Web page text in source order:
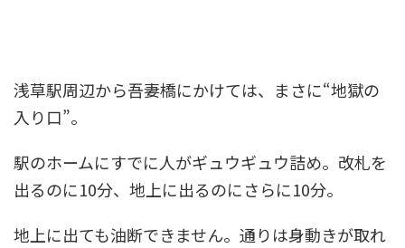
浅草駅周辺から吾妻橋にかけては、まさに“地獄の
入り口”。
駅のホームにすでに人がギュウギュウ詰め。改札を
出るのに10分、地上に出るのにさらに10分。
地上に出ても油断できません。通りは身動きが取れ